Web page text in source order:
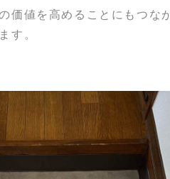
価値を高めることにもつな
す。